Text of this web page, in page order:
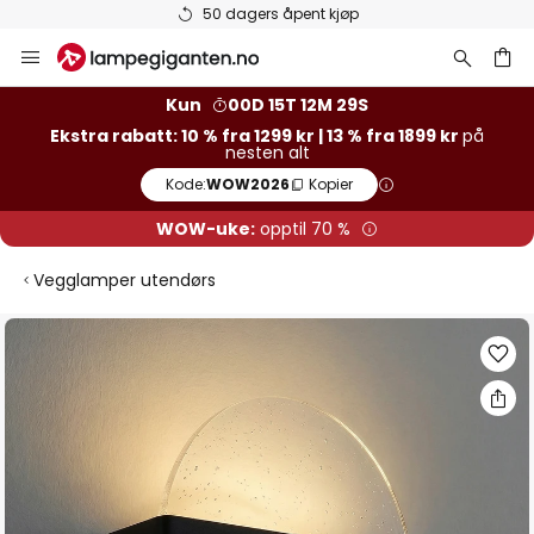
50 dagers åpent kjøp
Hopp
til
Kun
00D 15T 12M 29S
Ekstra rabatt: 10 % fra 1299 kr | 13 % fra 1899 kr på
nesten alt
Kode:WOW2026 Kopier
WOW-uke: opptil 70 %
Vegglamper utendørs
Gå
slutten
bildegalleri